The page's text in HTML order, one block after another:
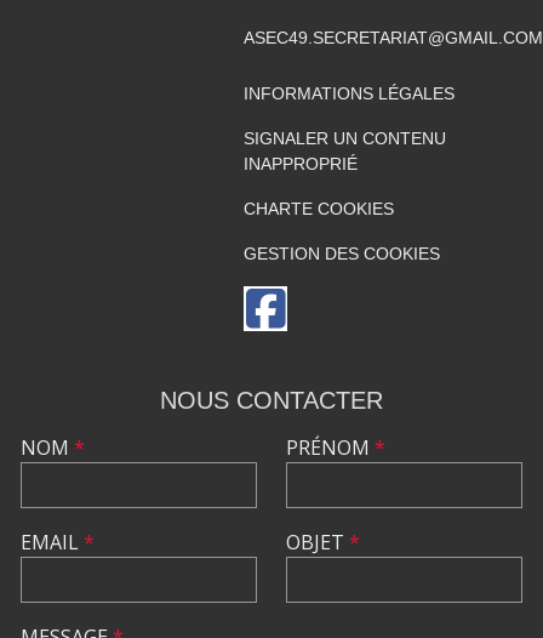
ASEC49.SECRETARIAT@GMAIL.COM
INFORMATIONS LÉGALES
SIGNALER UN CONTENU
INAPPROPRIÉ
CHARTE COOKIES
GESTION DES COOKIES
NOUS CONTACTER
NOM *
EMAIL*
PRÉNOM *
OBJET *